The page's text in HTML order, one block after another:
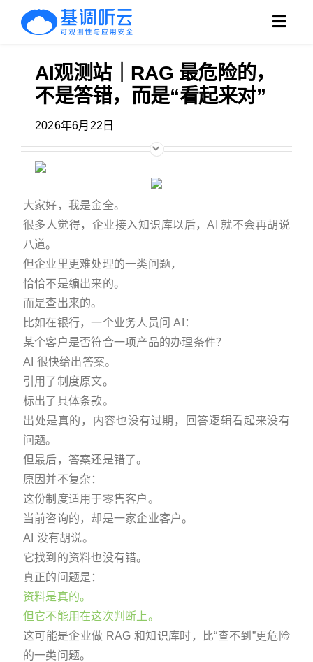
产品
客户
博客
搜
索：
AI观测站｜RAG 最危险的，
不是答错，而是“看起来对”
2026年6月22日
大家好，我是金全。
很多人觉得，企业接入知识库以后，AI 就不会再胡说
八道。
但企业里更难处理的一类问题，
恰恰不是编出来的。
而是查出来的。
比如在银行，一个业务人员问 AI：
某个客户是否符合一项产品的办理条件？
AI 很快给出答案。
引用了制度原文。
标出了具体条款。
出处是真的，内容也没有过期，回答逻辑看起来没有
问题。
但最后，答案还是错了。
原因并不复杂：
这份制度适用于零售客户。
当前咨询的，却是一家企业客户。
AI 没有胡说。
它找到的资料也没有错。
真正的问题是：
资料是真的。
但它不能用在这次判断上。
这可能是企业做 RAG 和知识库时，比“查不到”更危险
的一类问题。